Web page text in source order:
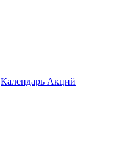
Календарь Акций